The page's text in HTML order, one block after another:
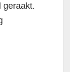
geraakt.